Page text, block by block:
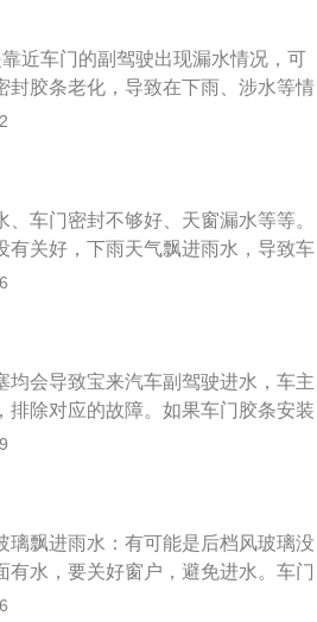
，保持排水孔通畅。7、车门的排
容易被淤泥堵塞，如果车门蓄满雨
清除车门排水孔的淤泥堵塞。
，宝来的副驾驶漏水是不正常的，
现实中建议及时去专业的汽修店或
工作人员的答复为准。只有确定问
主设计的车型，被誉为是一款传承
年，大众集团全新三厢车以宝来B
、卓越的安全和舒适性能、优异的
结实饱满、简洁时尚的楔形造型，
距、全尺寸紧凑车身，体现丰富内
自如。（以上数据来源于大众汽车
近车门的副驾驶出现漏水情况，可
封胶条老化，导致在下雨、涉水等情
刚刚下过雨，发现副驾驶漏水，此
就是车窗漏水了。3、冷凝管温度
上车内在不开启状态下密闭空间温
些小水珠。4、空调排水管破裂。
化，时间久了自然就会出现破裂、堵
下方，所以就会出现漏水。副驾驶
出即可。2、更换橡胶部件：检查
变形、老化的现象，如果有，更换
出：如果副驾驶下面发生积水，可
下部的密封胶塞打开，放出车上的
车门密封不够好、天窗漏水等等。
有关好，下雨天气飘进雨水，导致车
封不够好：如果胶条安装不正确，
水：注意天窗的防水性。天窗的密
封圈的防尘，尤其是在冬季或者经
洁。另外一定要注意不能再天窗有冰
窗的电机。
会导致宝来汽车副驾驶进水，车主
排除对应的故障。如果车门胶条安装
挤压，会导致两侧的胶条变形，造
的密封胶条。天窗密封胶条老化变
水。车主可以先使用灌水法疏通天
，打来天窗即可发现，其次检查天窗
形导致与车顶存在缝隙。如果是后
机构修理。宝来汽车的车门板下排
璃飘进雨水：有可能是后档风玻璃没
水，要关好窗户，避免进水。车门
的多次关闭和挤压，会导致两侧的